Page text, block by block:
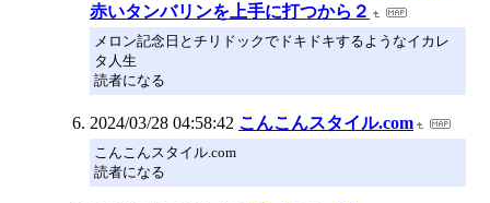
赤いタンバリンを上手に打つから２
メロン記念日とチリドックでドキドキするようなイカレ
タ人生
読者になる
2024/03/28 04:58:42 こんこんスタイル.com
こんこんスタイル.com
読者になる